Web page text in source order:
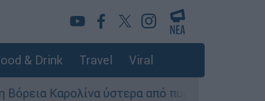
& Drink Travel Viral
Καρολίνα ύστερα από πυροβολισμούς: